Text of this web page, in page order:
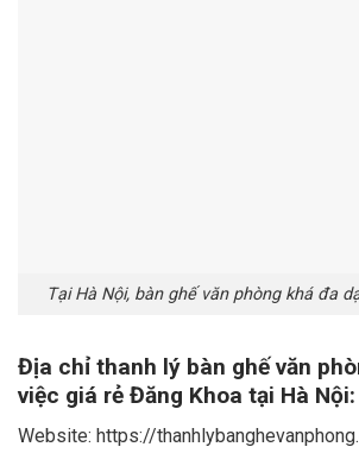
Tại Hà Nội, bàn ghế văn phòng khá đa
Địa chỉ thanh lý bàn ghế văn
việc giá rẻ Đăng Khoa tại Hà Nội:
Website: https://